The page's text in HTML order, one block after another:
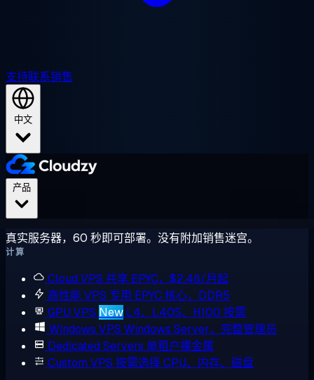
支持联系销售
中文
真实服务器，60 秒即可部署。没有附加销售迷宫。
计算
Cloud VPS 共享 EPYC，$2.48/月起
高性能 VPS 专用 EPYC 核心，DDR5
GPU VPS New L4、L40S、H100 按需
Windows VPS Windows Server，完整管理员
Dedicated Servers 单租户裸金属
Custom VPS 按需选择 CPU、内存、磁盘